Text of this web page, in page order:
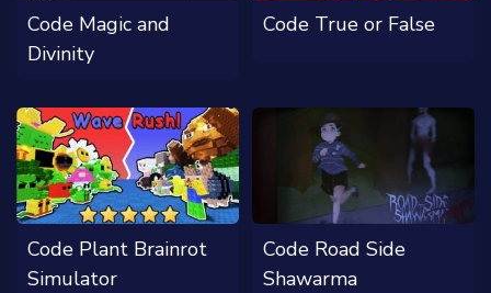
Code Magic and
Divinity
Code True or False
Code Plant Brainrot
Simulator
Code Road Side
Shawarma